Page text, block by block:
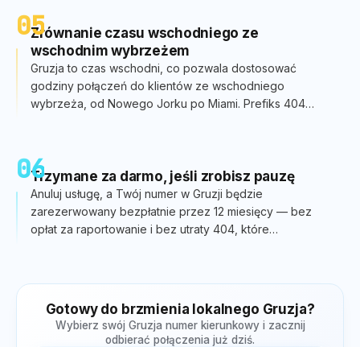
05Zrównanie czasu wschodniego ze
wschodnim wybrzeżem
Gruzja to czas wschodni, co pozwala dostosować
godziny połączeń do klientów ze wschodniego
wybrzeża, od Nowego Jorku po Miami. Prefiks 404
06Trzymane za darmo, jeśli zrobisz pauzę
Anuluj usługę, a Twój numer w Gruzji będzie
zarezerwowany bezpłatnie przez 12 miesięcy — bez
opłat za raportowanie i bez utraty 404, które
Gotowy do brzmienia lokalnego Gruzja?
Wybierz swój Gruzja numer kierunkowy i zacznij
odbierać połączenia już dziś.